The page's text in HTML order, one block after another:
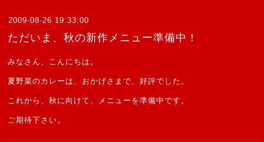
2009-08-26 19:33:00
ただいま、秋の新作メニュー準備中！
みなさん、こんにちは。
夏野菜のカレーは、おかげさまで、好評でした。
これから、秋に向けて、メニューを準備中です。
ご期待下さい。